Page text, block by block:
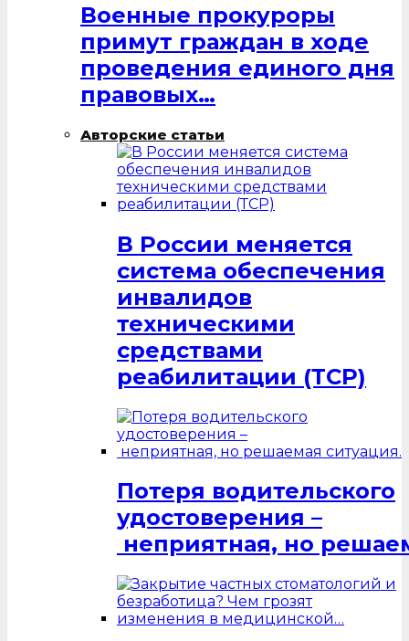
Военные прокуроры
примут граждан в ходе
проведения единого дня
правовых…
Авторские статьи
В России меняется
система обеспечения
инвалидов
техническими
средствами
реабилитации (ТСР)
Потеря водительского
удостоверения –
неприятная, но